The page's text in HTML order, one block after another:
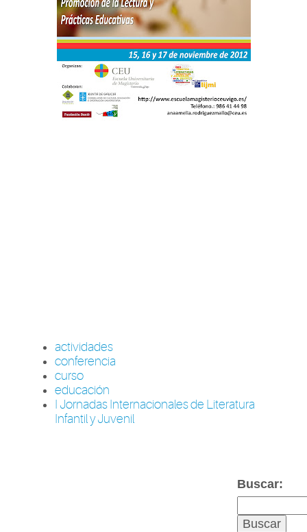
actividades
conferencia
curso
educación
I Jornadas Internacionales de Literatura
Infantil y Juvenil
Buscar: